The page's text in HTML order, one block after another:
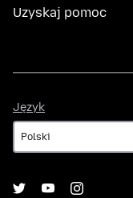
Uzyskaj pomoc
Język